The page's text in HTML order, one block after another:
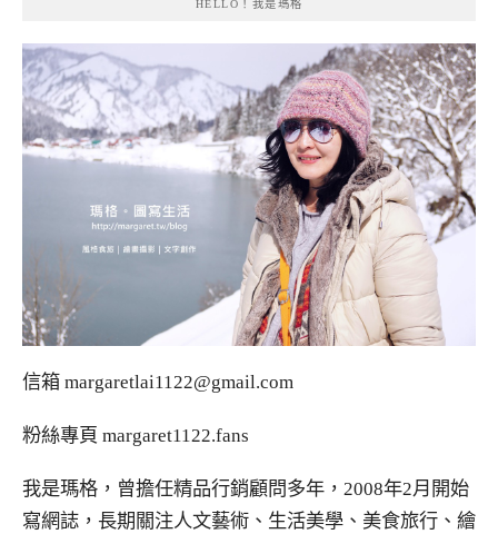
HELLO！我是瑪格
信箱 margaretlai1122@gmail.com
粉絲專頁 margaret1122.fans
我是瑪格，曾擔任精品行銷顧問多年，2008年2月開始
寫網誌，長期關注人文藝術、生活美學、美食旅行、繪